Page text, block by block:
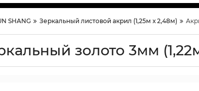
SHANG Зеркальный листовой акрил (1,25м х 2,48м)
золото 3мм